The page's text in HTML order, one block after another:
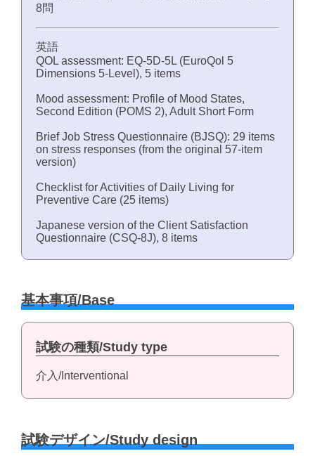
8問
英語
QOL assessment: EQ-5D-5L (EuroQol 5
Dimensions 5-Level), 5 items
Mood assessment: Profile of Mood States,
Second Edition (POMS 2), Adult Short Form
Brief Job Stress Questionnaire (BJSQ): 29 items
on stress responses (from the original 57-item
version)
Checklist for Activities of Daily Living for
Preventive Care (25 items)
Japanese version of the Client Satisfaction
Questionnaire (CSQ-8J), 8 items
基本事項/Base
試験の種類/Study type
介入/Interventional
試験デザイン/Study design